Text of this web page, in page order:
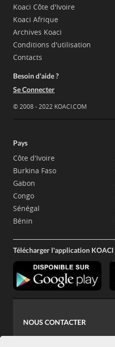
Koaci Côte d'Ivoire
Koaci Afrique
Archives Koaci
Conditions d'utilisation
Contacts
Besoin d'aide ?
Se Connecter
© 2008 - 2022 KOACI.COM
Pays
Côte d'Ivoire
Burkina Faso
Gabon
Congo
Sénégal
Bénin
Télécharger l'application KOACI
NOUS CONTACTER